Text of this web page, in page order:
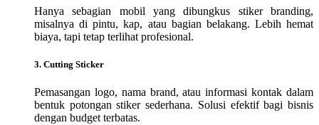
Hanya sebagian mobil yang dibungkus stiker branding,
misalnya di pintu, kap, atau bagian belakang. Lebih hemat
biaya, tapi tetap terlihat profesional.
3. Cutting Sticker
Pemasangan logo, nama brand, atau informasi kontak dalam
bentuk potongan stiker sederhana. Solusi efektif bagi bisnis
dengan budget terbatas.